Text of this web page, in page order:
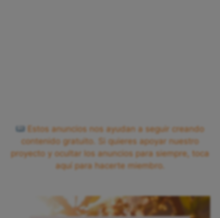
Estos anuncios nos ayudan a seguir creando
contenido gratuito. Si quieres apoyar nuestro
proyecto y ocultar los anuncios para siempre, toca
aquí para hacerte miembro.